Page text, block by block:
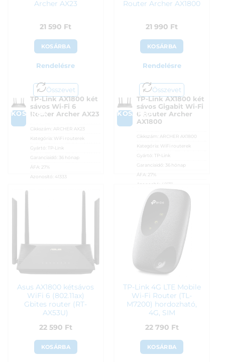
Archer AX23
21 590 Ft
KOSÁRBA
Rendelésre
Összevet
KOSÁRBA
TP-Link AX1800 két
sávos Wi-Fi 6
Router Archer AX23
Cikkszám: ARCHER AX23
Kategória: WiFi routerek
Gyártó:
TP-Link
Garanciaidő:
36 hónap
ÁFA:
27%
Azonosító: 41333
Router Archer AX1800
21 990 Ft
KOSÁRBA
Rendelésre
Összevet
KOSÁRBA
TP-Link AX1800 két
sávos Gigabit Wi-Fi
6 Router Archer
AX1800
Cikkszám: ARCHER AX1800
Kategória: WiFi routerek
Gyártó:
TP-Link
Garanciaidő:
36 hónap
ÁFA:
27%
Azonosító:
48711
21 990Ft
Asus AX1800 kétsávos
WiFi 6 (802.11ax)
Gbites router (RT-
AX53U)
22 590 Ft
KOSÁRBA
TP-Link 4G LTE Mobile
Wi-Fi Router (TL-
M7200) hordozható,
4G, SIM
22 790 Ft
KOSÁRBA